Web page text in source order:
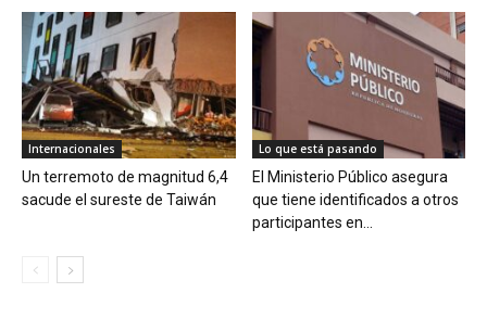
Internacionales
Un terremoto de magnitud 6,4
sacude el sureste de Taiwán
Lo que está pasando
El Ministerio Público asegura
que tiene identificados a otros
participantes en...